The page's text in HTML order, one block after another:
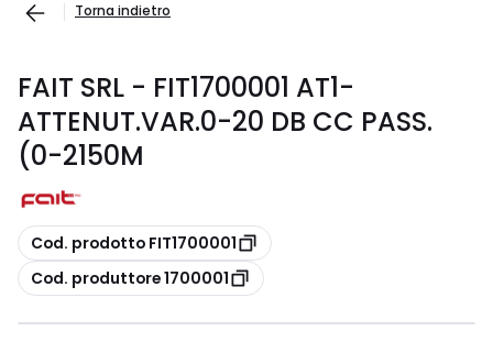
Torna indietro
FAIT SRL - FIT1700001 AT1-
ATTENUT.VAR.0-20 DB CC PASS.
(0-2150M
copia
Cod. prodotto FIT1700001
copia
Cod. produttore 1700001